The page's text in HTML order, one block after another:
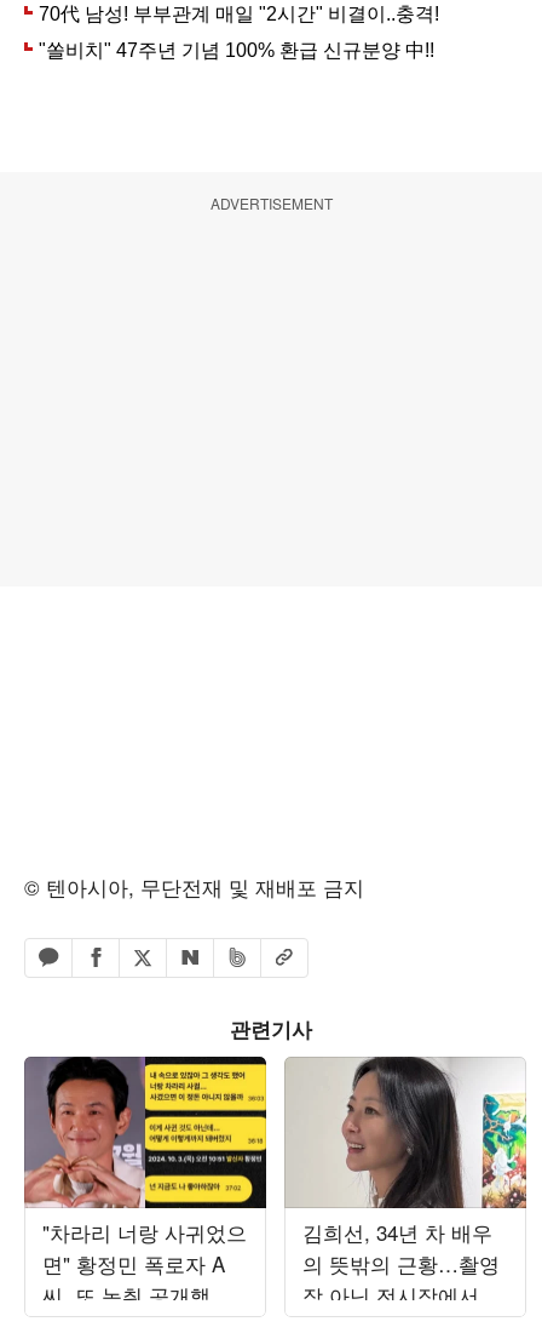
ADVERTISEMENT
© 텐아시아, 무단전재 및 재배포 금지
카카오톡 공유하기
페이스북 공유하기
엑스 공유하기
네이버 공유하기
밴드 공유하기
URL복사
관련기사
"차라리 너랑 사귀었으
면" 황정민 폭로자 A
씨, 또 녹취 공개했
다…"너랑은 다른 관
김희선, 34년 차 배우
의 뜻밖의 근황…촬영
장 아닌 전시장에서 포
착